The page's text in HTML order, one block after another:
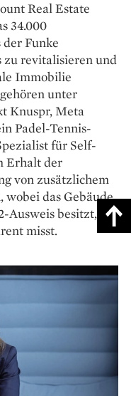
Real Estate
34.000
Funke
zu revitalisieren und
Immobilie
unter
Knuspr, Meta
Padel-Tennis-
für Self-
Erhalt der
von zusätzlichem
wobei das Gebäude
Ausweis besitzt, der
misst.